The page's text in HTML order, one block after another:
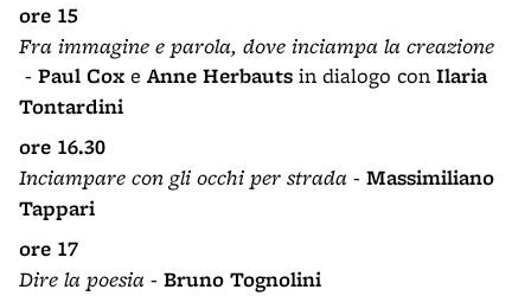
ore 15
Fra immagine e parola, dove inciampa la creazione
- Paul Cox e Anne Herbauts in dialogo con Ilaria
Tontardini
ore 16.30
Inciampare con gli occhi per strada - Massimiliano
Tappari
ore 17
Dire la poesia - Bruno Tognolini